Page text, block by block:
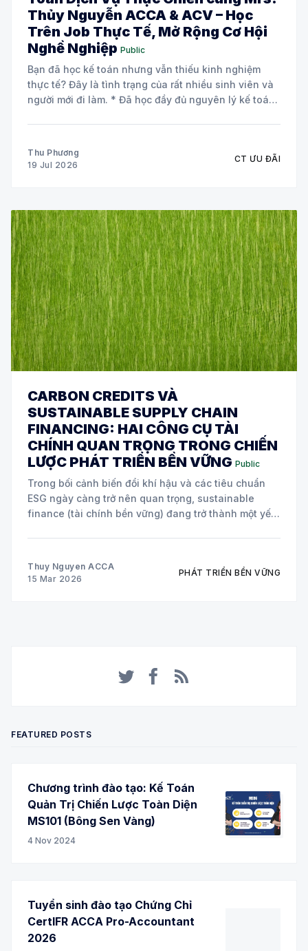
Thủy Nguyễn ACCA & ACV – Học
Trên Job Thực Tế, Mở Rộng Cơ Hội
Nghề Nghiệp Public
Bạn đã học kế toán nhưng vẫn thiếu kinh nghiệm
thực tế? Đây là tình trạng của rất nhiều sinh viên và
người mới đi làm. * Đã học đầy đủ nguyên lý kế toán
Thu Phương
19 Jul 2026
CT ƯU ĐÃI
CARBON CREDITS VÀ
SUSTAINABLE SUPPLY CHAIN
FINANCING: HAI CÔNG CỤ TÀI
CHÍNH QUAN TRỌNG TRONG CHIẾN
LƯỢC PHÁT TRIỂN BỀN VỮNG Public
Trong bối cảnh biến đổi khí hậu và các tiêu chuẩn
ESG ngày càng trở nên quan trọng, sustainable
finance (tài chính bền vững) đang trở thành một yếu
Thuy Nguyen ACCA
15 Mar 2026
PHÁT TRIỂN BỀN VỮNG
FEATURED POSTS
Chương trình đào tạo: Kế Toán
Quản Trị Chiến Lược Toàn Diện
MS101 (Bông Sen Vàng)
4 Nov 2024
Tuyển sinh đào tạo Chứng Chỉ
CertIFR ACCA Pro-Accountant
2026